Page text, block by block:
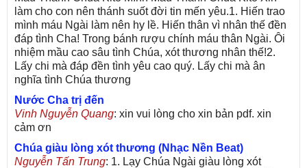
làm cho con nên thánh suốt đời tin mến yêu.1. Hiến trao
mình máu Ngài làm nên hy lề. Hiến thân vì nhân thế đền
đáp tình Cha! Trong bánh rượu chính máu thân Ngài. Ôi
nhiệm mầu cao sâu tình Chúa, xót thương nhân thế!2.
Lấy chi mà đáp đền tình yêu cao quý. Lấy chi mà ân
nghĩa tình Chúa thương
Nước Cha trị đến
Vinh Nguyễn Quang: xin vui lòng cho xin bản pdf. xin
cảm ơn
Chúa giàu lòng xót thương (Nhạc Nền Beat)
Nguyễn Tấn Trung: 1. Lạy Chúa Ngài giàu lòng xót